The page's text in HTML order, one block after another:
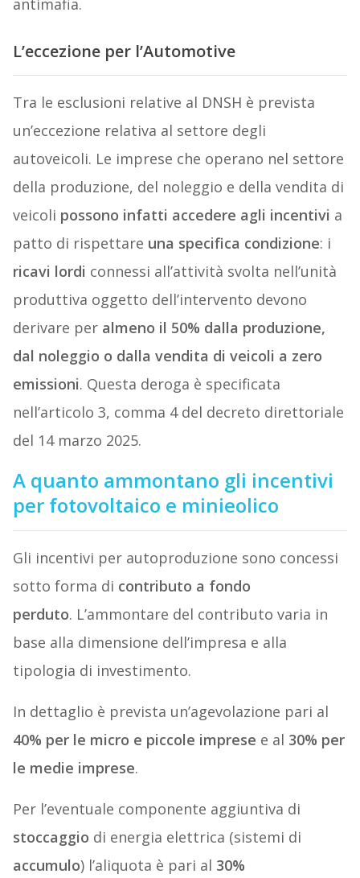
antimafia.
L’eccezione per l’Automotive
Tra le esclusioni relative al DNSH è prevista
un’eccezione relativa al settore degli
autoveicoli. Le imprese che operano nel settore
della produzione, del noleggio e della vendita di
veicoli possono infatti accedere agli incentivi a
patto di rispettare una specifica condizione: i
ricavi lordi connessi all’attività svolta nell’unità
produttiva oggetto dell’intervento devono
derivare per almeno il 50% dalla produzione,
dal noleggio o dalla vendita di veicoli a zero
emissioni. Questa deroga è specificata
nell’articolo 3, comma 4 del decreto direttoriale
del 14 marzo 2025.
A quanto ammontano gli incentivi
per fotovoltaico e minieolico
Gli incentivi per autoproduzione sono concessi
sotto forma di contributo a fondo
perduto. L’ammontare del contributo varia in
base alla dimensione dell’impresa e alla
tipologia di investimento.
In dettaglio è prevista un’agevolazione pari al
40% per le micro e piccole imprese e al 30% per
le medie imprese.
Per l’eventuale componente aggiuntiva di
stoccaggio di energia elettrica (sistemi di
accumulo) l’aliquota è pari al 30%